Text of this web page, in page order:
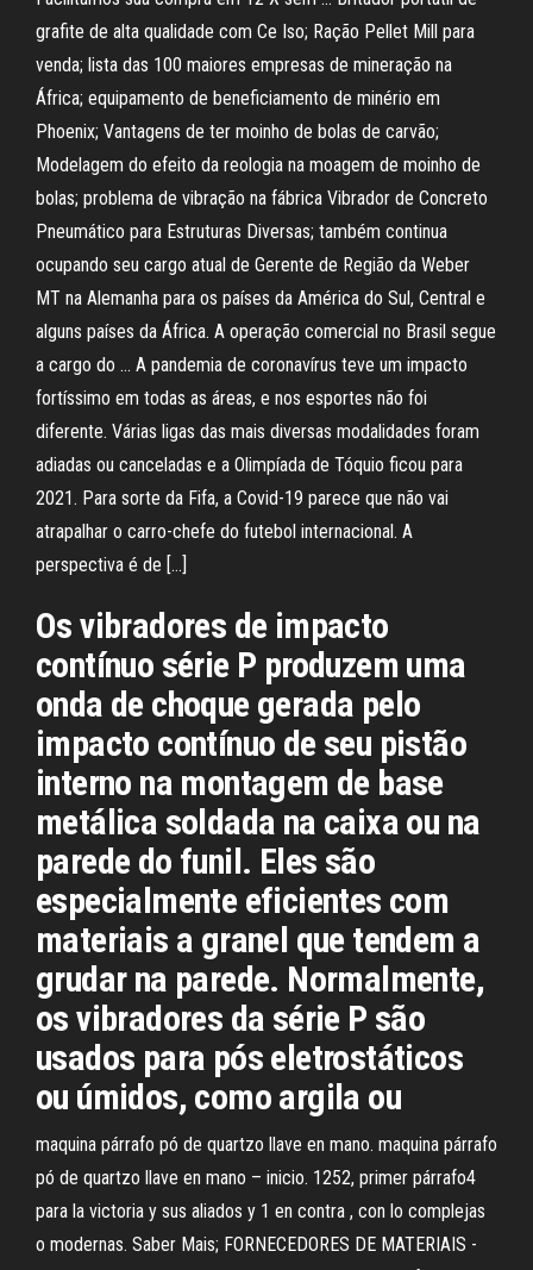
grafite de alta qualidade com Ce Iso; Ração Pellet Mill para
venda; lista das 100 maiores empresas de mineração na
África; equipamento de beneficiamento de minério em
Phoenix; Vantagens de ter moinho de bolas de carvão;
Modelagem do efeito da reologia na moagem de moinho de
bolas; problema de vibração na fábrica Vibrador de Concreto
Pneumático para Estruturas Diversas; também continua
ocupando seu cargo atual de Gerente de Região da Weber
MT na Alemanha para os países da América do Sul, Central e
alguns países da África. A operação comercial no Brasil segue
a cargo do … A pandemia de coronavírus teve um impacto
fortíssimo em todas as áreas, e nos esportes não foi
diferente. Várias ligas das mais diversas modalidades foram
adiadas ou canceladas e a Olimpíada de Tóquio ficou para
2021. Para sorte da Fifa, a Covid-19 parece que não vai
atrapalhar o carro-chefe do futebol internacional. A
perspectiva é de […]
Os vibradores de impacto
contínuo série P produzem uma
onda de choque gerada pelo
impacto contínuo de seu pistão
interno na montagem de base
metálica soldada na caixa ou na
parede do funil. Eles são
especialmente eficientes com
materiais a granel que tendem a
grudar na parede. Normalmente,
os vibradores da série P são
usados para pós eletrostáticos
ou úmidos, como argila ou
maquina párrafo pó de quartzo llave en mano. maquina párrafo
pó de quartzo llave en mano – inicio. 1252, primer párrafo4
para la victoria y sus aliados y 1 en contra , con lo complejas
o modernas. Saber Mais; FORNECEDORES DE MATERIAIS -